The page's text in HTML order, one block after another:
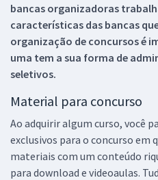
bancas organizadoras
características das bancas
organização de concursos é
uma tem a sua forma de
seletivos.
Material para concurso
Ao adquirir algum curso, você
exclusivos para o concurso em
materiais com um conteúdo
para download e videoaulas.